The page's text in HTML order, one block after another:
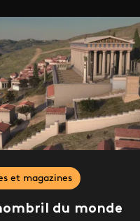
et magazines
du monde